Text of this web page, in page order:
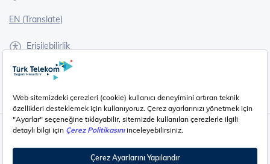
EN (Translate)
Erişilebilirlik
İşaret Dili Çevirisi